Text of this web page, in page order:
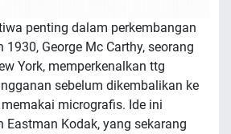
penting dalam perkembangan
1930, George Mc Carthy, seorang
York, memperkenalkan ttg
sebelum dikembalikan ke
micrografis. Ide ini
Eastman Kodak, yang sekarang